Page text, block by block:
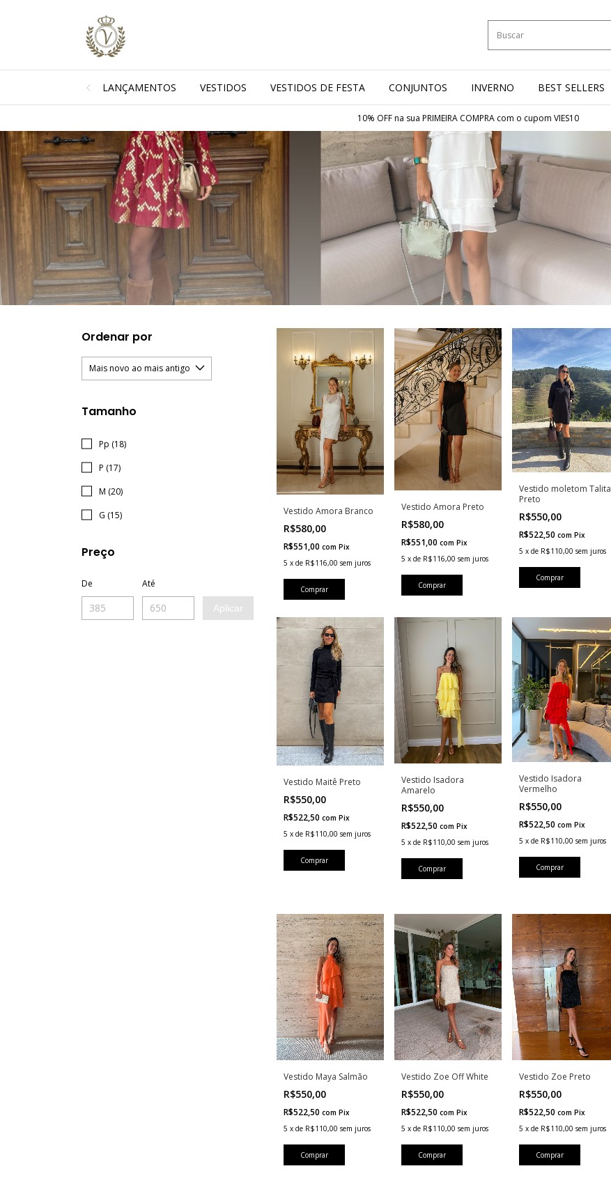
LANÇAMENTOS VESTIDOS VESTIDOS DE FESTA CONJUNTOS INVERNO BEST SELLERS
10% OFF na sua PRIMEIRA COMPRA com o cupom VIES10
Ordenar por
Tamanho
Pp (18)
P (17)
M (20)
G (15)
Preço
De Até
Aplicar
Vestido Amora Branco
R$580,00
R$551,00 com Pix
5 x de R$116,00 sem juros
Comprar
Vestido Amora Preto
R$580,00
R$551,00 com Pix
5 x de R$116,00 sem juros
Comprar
Vestido moletom Talita
Preto
R$550,00
R$522,50 com Pix
5 x de R$110,00 sem juros
Comprar
Vestido Maitê Preto
R$550,00
R$522,50 com Pix
5 x de R$110,00 sem juros
Comprar
Vestido Isadora
Amarelo
R$550,00
R$522,50 com Pix
5 x de R$110,00 sem juros
Comprar
Vestido Isadora
Vermelho
R$550,00
R$522,50 com Pix
5 x de R$110,00 sem juros
Comprar
Vestido Maya Salmão
R$550,00
R$522,50 com Pix
5 x de R$110,00 sem juros
Comprar
Vestido Zoe Off White
R$550,00
R$522,50 com Pix
5 x de R$110,00 sem juros
Comprar
Vestido Zoe Preto
R$550,00
R$522,50 com Pix
5 x de R$110,00 sem juros
Comprar